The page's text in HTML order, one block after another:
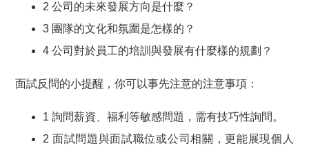
2 公司的未來發展方向是什麼？
3 團隊的文化和氛圍是怎樣的？
4 公司對於員工的培訓與發展有什麼樣的規劃？
面試反問的小提醒，你可以事先注意的注意事項：
1 詢問薪資、福利等敏感問題，需有技巧性詢問。
2 面試問題與面試職位或公司相關，更能展現個人